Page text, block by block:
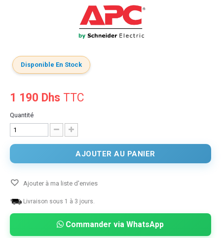
Disponible En Stock
1 190 Dhs TTC
Quantité
AJOUTER AU PANIER
Ajouter à ma liste d'envies
Livraison sous 1 à 3 jours.
Commander via WhatsApp